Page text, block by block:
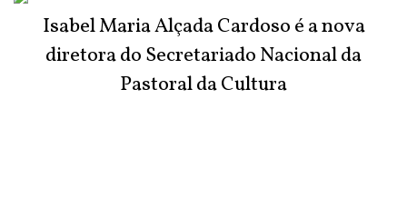
Isabel Maria Alçada Cardoso é a nova
diretora do Secretariado Nacional da
Pastoral da Cultura